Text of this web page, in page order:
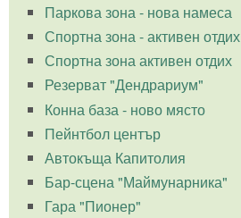
Паркова зона - нова намеса
Спортна зона - активен отдих
Спортна зона активен отдих
Резерват "Дендрариум"
Конна база - ново място
Пейнтбол център
Автокъща Капитолия
Бар-сцена "Маймунарника"
Гара "Пионер"